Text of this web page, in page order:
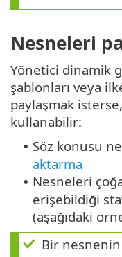
Nesneleri
Yönetici dinamik
şablonları veya
paylaşmak
kullanabilir:
• Söz konusu
aktarma
• Nesneleri
erişebildiği
(aşağıdaki
Bir nesnenin